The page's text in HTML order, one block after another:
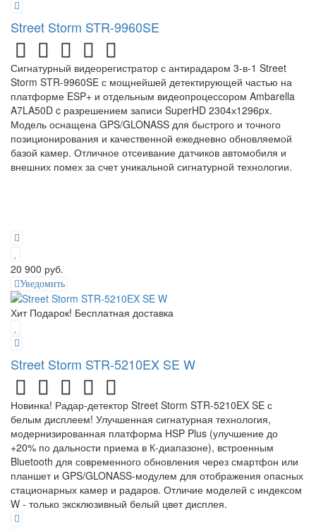
Street Storm STR-9960SE
Сигнатурный видеорегистратор с антирадаром 3-в-1 Street
Storm STR-9960SE с мощнейшей детектирующей частью на
платформе ESP+ и отдельным видеопроцессором Ambarella
A7LA50D c разрешением записи SuperHD 2304х1296px.
Модель оснащена GPS/GLONASS для быстрого и точного
позиционирования и качественной ежедневно обновляемой
базой камер. Отличное отсеивание датчиков автомобиля и
внешних помех за счет уникальной сигнатурной технологии.
20 900 руб.
Уведомить
Хит Подарок! Бесплатная доставка
Street Storm STR-5210EX SE W
Новинка! Радар-детектор Street Storm STR-5210EX SE с
белым дисплеем! Улучшенная сигнатурная технология,
модернизированная платформа HSP Plus (улучшение до
+20% по дальности приема в К-диапазоне), встроенным
Bluetooth для современного обновления через смартфон или
планшет и GPS/GLONASS-модулем для отображения опасных
стационарных камер и радаров. Отличие моделей с индексом
W - только эксклюзивный белый цвет дисплея.